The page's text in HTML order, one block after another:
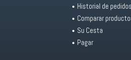
Historial de pedidos
Comparar
Su Cesta
Pagar